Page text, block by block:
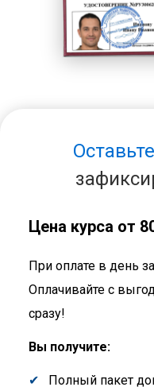
Цена курса от
При оплате в день
Оплачивайте с
сразу!
Вы получите:
Полный пакет